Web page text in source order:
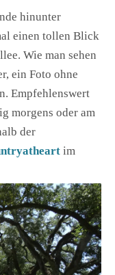
hinunter
einen tollen Blick
Wie man sehen
ein Foto ohne
Empfehlenswert
morgens oder am
der
im